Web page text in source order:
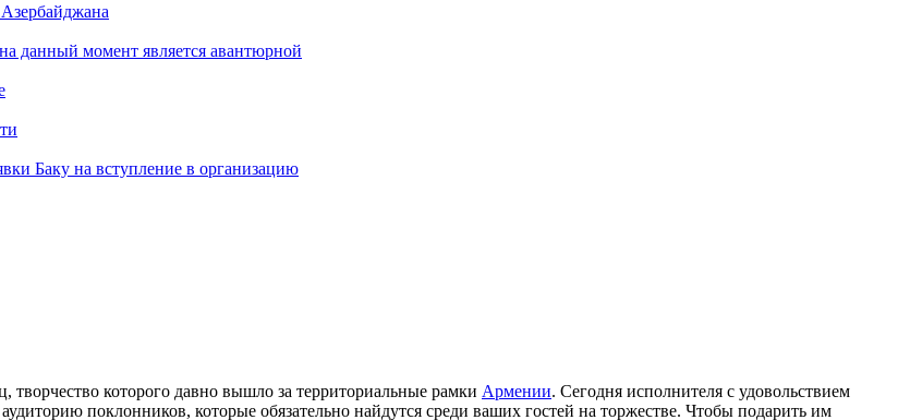
данный момент является авантюрной
Баку на вступление в организацию
которого давно вышло за территориальные рамки Армении. Сегодня исполнителя с удовольствием
поклонников, которые обязательно найдутся среди ваших гостей на торжестве. Чтобы подарить им